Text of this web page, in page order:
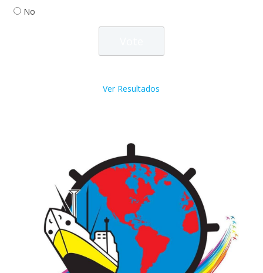
No
Ver Resultados